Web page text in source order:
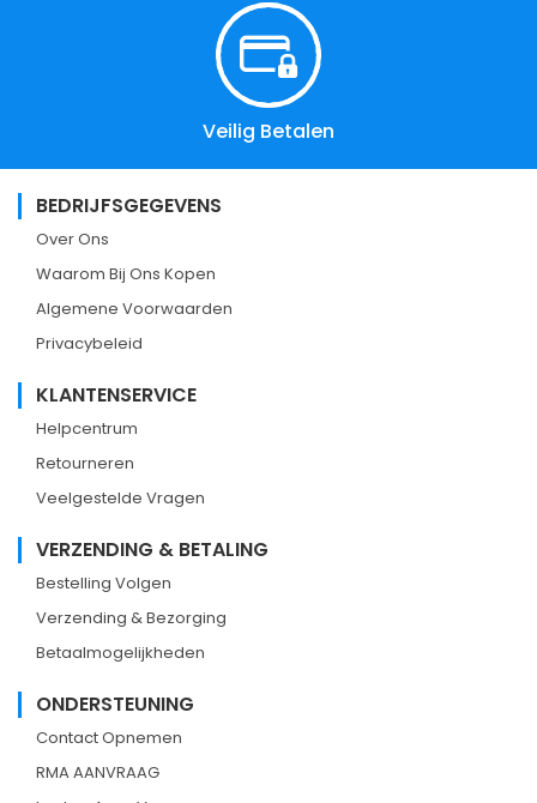
Veilig Betalen
BEDRIJFSGEGEVENS
Over Ons
Waarom Bij Ons Kopen
Algemene Voorwaarden
Privacybeleid
KLANTENSERVICE
Helpcentrum
Retourneren
Veelgestelde Vragen
VERZENDING & BETALING
Bestelling Volgen
Verzending & Bezorging
Betaalmogelijkheden
ONDERSTEUNING
Contact Opnemen
RMA AANVRAAG